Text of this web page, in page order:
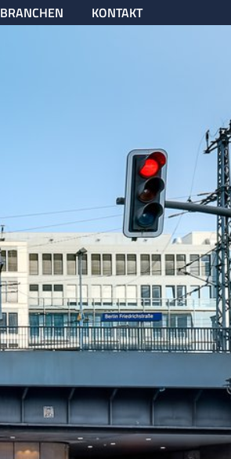
BRANCHEN KONTAKT